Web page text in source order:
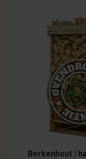
Berkenhout |